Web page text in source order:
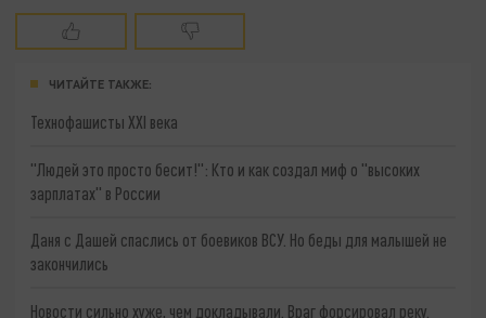
ЧИТАЙТЕ ТАКЖЕ:
Технофашисты XXI века
"Людей это просто бесит!": Кто и как создал миф о "высоких
зарплатах" в России
Даня с Дашей спаслись от боевиков ВСУ. Но беды для малышей не
закончились
Новости сильно хуже, чем докладывали. Враг форсировал реку.